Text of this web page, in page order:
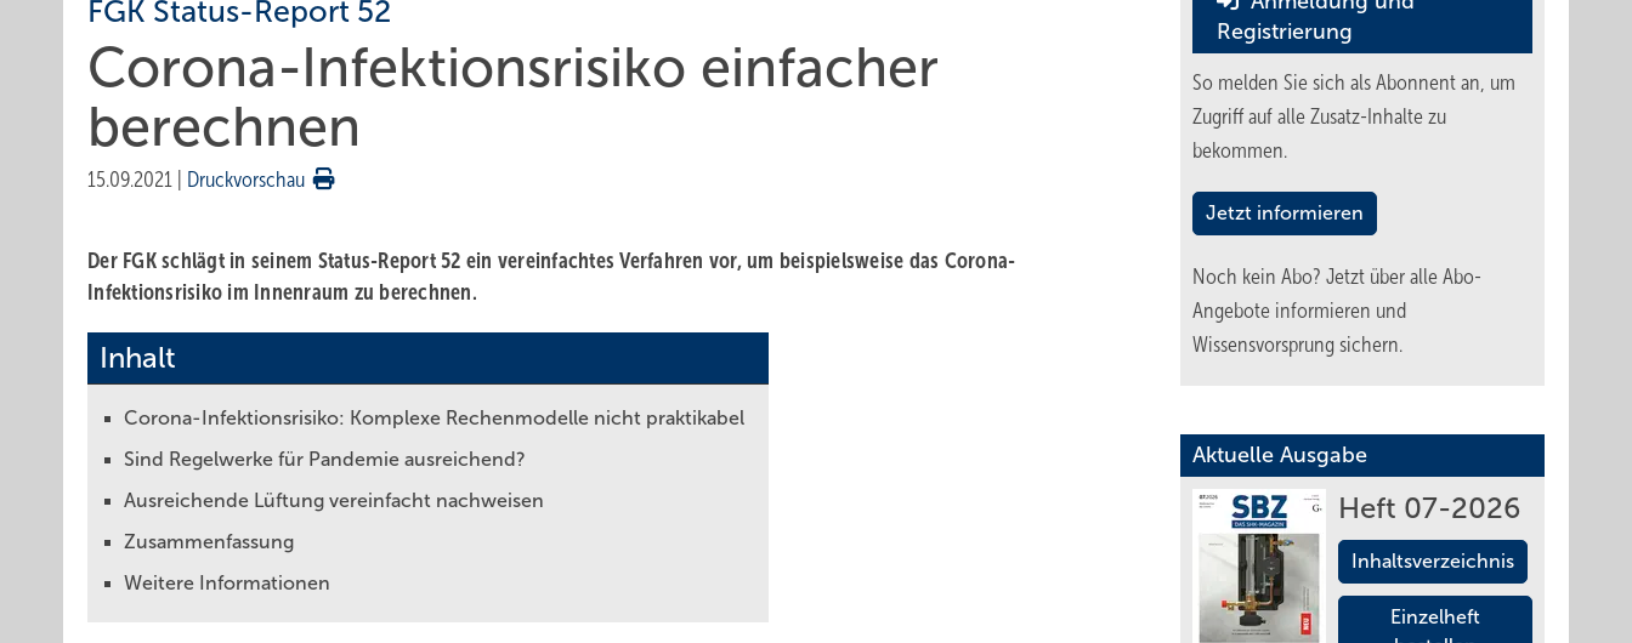
FGK Status-Report 52
Corona-Infektionsrisiko einfacher
berechnen
15.09.2021 Druckvorschau
Der FGK schlägt in seinem Status-Report 52 ein vereinfachtes Verfahren vor, um beispielsweise das Corona-
Infektionsrisiko im Innenraum zu berechnen.
Inhalt
Corona-Infektionsrisiko: Komplexe Rechenmodelle nicht praktikabel
Sind Regelwerke für Pandemie ausreichend?
Ausreichende Lüftung vereinfacht nachweisen
Zusammenfassung
Weitere Informationen
Registrierung
So melden Sie sich als Abonnent an, um
Zugriff auf alle Zusatz-Inhalte zu
bekommen.
Jetzt informieren
Noch kein Abo? Jetzt über alle Abo-
Angebote informieren und
Wissensvorsprung sichern.
Aktuelle Ausgabe
Heft 07-2026
Inhaltsverzeichnis
Einzelheft